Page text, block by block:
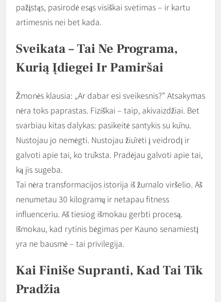
pažįstąs, pasirodė esąs visiškai svetimas – ir kartu
artimesnis nei bet kada.
Sveikata – Tai Ne Programa,
Kurią Įdiegei Ir Pamiršai
Žmonės klausia: „Ar dabar esi sveikesnis?” Atsakymas
nėra toks paprastas. Fiziškai – taip, akivaizdžiai. Bet
svarbiau kitas dalykas: pasikeitė santykis su kūnu.
Nustojau jo nemėgti. Nustojau žiūrėti į veidrodį ir
galvoti apie tai, ko trūksta. Pradėjau galvoti apie tai,
ką jis sugeba.
Tai nėra transformacijos istorija iš žurnalo viršelio. Aš
nenumetau 30 kilogramų ir netapau fitness
influenceriu. Aš tiesiog išmokau gerbti procesą.
Išmokau, kad rytinis bėgimas per Kauno senamiestį
yra ne bausmė – tai privilegija.
Kai Finiše Supranti, Kad Tai Tik
Pradžia